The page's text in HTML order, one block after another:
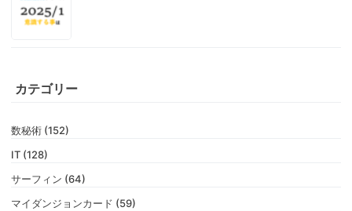
カテゴリー
数秘術 (152)
IT (128)
サーフィン (64)
マイダンジョンカード (59)